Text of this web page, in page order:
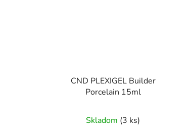
CND PLEXIGEL Builder
Porcelain 15ml
Skladom (3 ks)